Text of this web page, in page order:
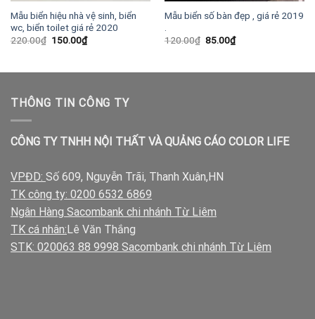
Mẫu biển hiệu nhà vệ sinh, biển
wc, biển toilet giá rẻ 2020
220.00₫ Giá
150.00₫Giá
hiện
150.00₫.
Mẫu biển số bàn đẹp , giá rẻ 2019
120.00₫ Giá
85.00₫Giá
hiện
85.00₫.
THÔNG TIN CÔNG TY
CÔNG TY TNHH NỘI THẤT VÀ QUẢNG CÁO COLOR LIFE
VPĐD: Số 609, Nguyễn Trãi, Thanh Xuân,HN
TK công ty: 0200 6532 6869
Ngân Hàng Sacombank chi nhánh Từ Liêm
TK cá nhân:Lê Văn Thắng
STK: 020063 88 9998 Sacombank chi nhánh Từ Liêm